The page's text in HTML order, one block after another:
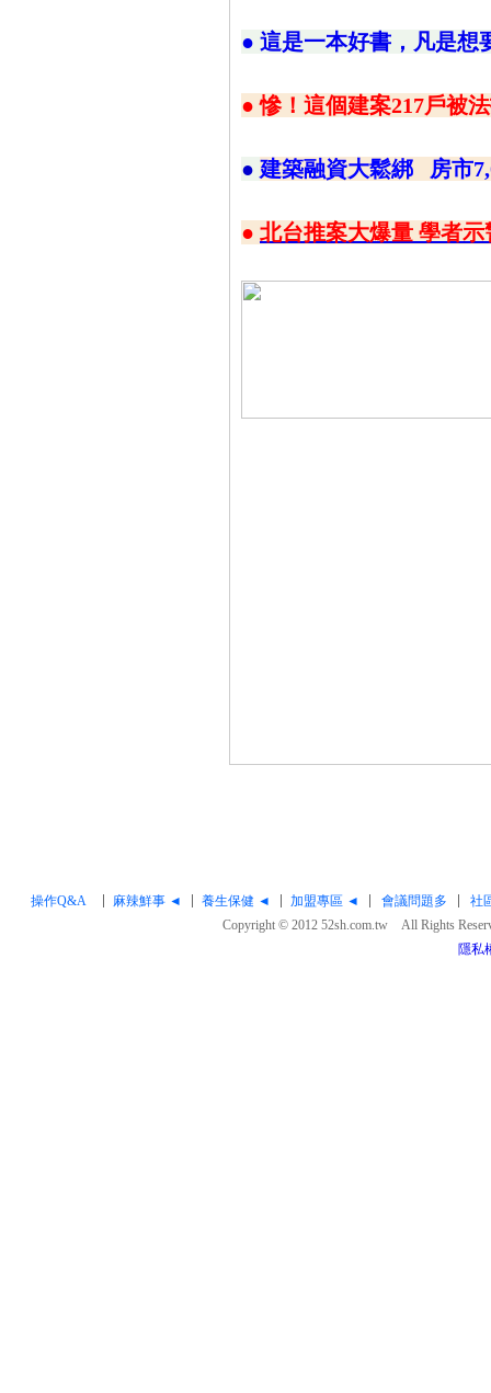
● 這是一本好書，凡是想
●慘！這個建案217戶被
● 建築融資大鬆綁 房市
● 北台推案大爆量 學者
操作Q&A 麻辣鮮事 ◄ 養生保健 ◄ 加盟專區 ◄ 會議問題多
社
Copyright © 2012 52sh.com.tw All Rights
隱私